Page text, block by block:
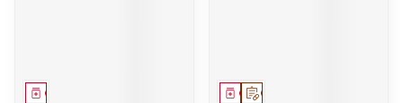
Geneesmiddel Op voorschrift
Geneesmiddel